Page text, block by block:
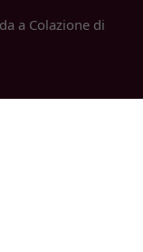
a Colazione di